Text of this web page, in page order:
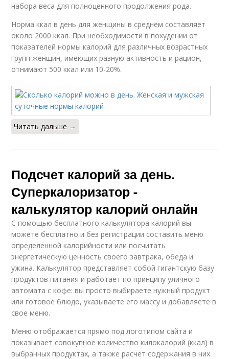
набора веса для полноценного продолжения рода.
Норма ккал в день для женщины в среднем составляет
около 2000 ккал. При необходимости в похудении от
показателей нормы калорий для различных возрастных
групп женщин, имеющих разную активность и рацион,
отнимают 500 ккал или 10-20%.
Читать дальше →
Подсчет калорий за день.
Суперкалоризатор -
калькулятор калорий онлайн
С помощью бесплатного калькулятора калорий вы
можете бесплатно и без регистрации составить меню
определенной калорийности или посчитать
энергетическую ценность своего завтрака, обеда и
ужина. Калькулятор представляет собой гигантскую базу
продуктов питания и работает по принципу уличного
автомата с кофе: вы просто выбираете нужный продукт
или готовое блюдо, указываете его массу и добавляете в
свое меню.
Меню отображается прямо под логотипом сайта и
показывает совокупное количество килокалорий (ккал) в
выбранных продуктах, а также расчет содержания в них